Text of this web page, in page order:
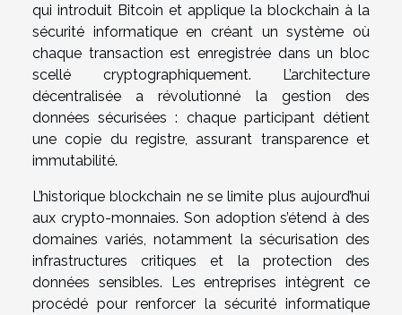
qui introduit Bitcoin et applique la blockchain à la
sécurité informatique en créant un système où
chaque transaction est enregistrée dans un bloc
scellé cryptographiquement. L’architecture
décentralisée a révolutionné la gestion des
données sécurisées : chaque participant détient
une copie du registre, assurant transparence et
immutabilité.
L’historique blockchain ne se limite plus aujourd’hui
aux crypto-monnaies. Son adoption s’étend à des
domaines variés, notamment la sécurisation des
infrastructures critiques et la protection des
données sensibles. Les entreprises intègrent ce
procédé pour renforcer la sécurité informatique